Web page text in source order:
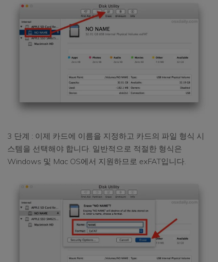
3 단계 : 이제 카드에 이름을 지정하고 카드의 파일 형식 시
스템을 선택해야 합니다. 일반적으로 적절한 형식은
Windows 및 Mac OS에서 지원하므로 exFAT입니다.